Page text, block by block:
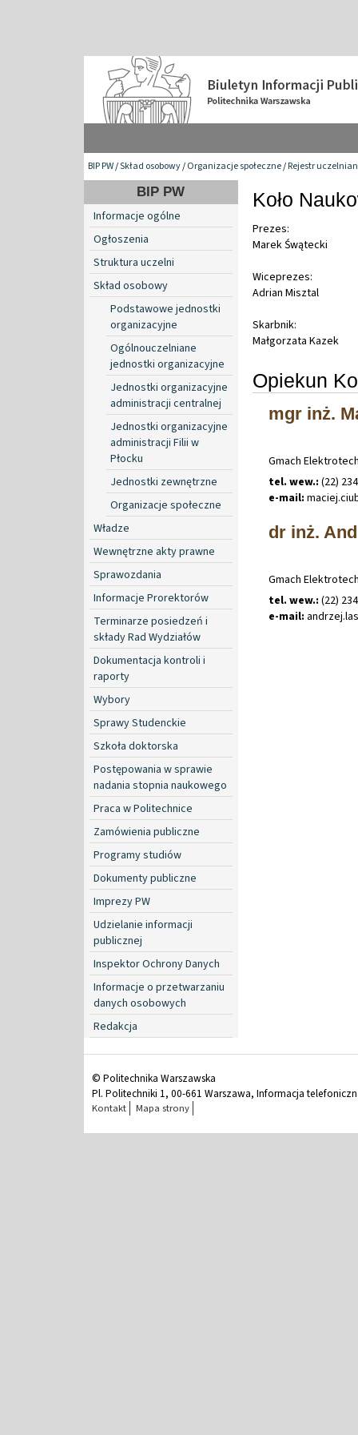
BIP PW/Skład osobowy/Organizacje społeczne/Rejestr
BIP PW
Informacje ogólne
Ogłoszenia
Struktura uczelni
Skład osobowy
Podstawowe jednostki
organizacyjne
Ogólnouczelniane
jednostki organizacyjne
Jednostki organizacyjne
administracji centralnej
Jednostki organizacyjne
administracji Filii w
Płocku
Jednostki zewnętrzne
Organizacje społeczne
Władze
Wewnętrzne akty prawne
Sprawozdania
Informacje Prorektorów
Terminarze posiedzeń i
składy Rad Wydziałów
Dokumentacja kontroli i
raporty
Wybory
Sprawy Studenckie
Szkoła doktorska
Postępowania w sprawie
nadania stopnia naukowego
Praca w Politechnice
Zamówienia publiczne
Programy studiów
Dokumenty publiczne
Imprezy PW
Udzielanie informacji
publicznej
Inspektor Ochrony Danych
Informacje o przetwarzaniu
danych osobowych
Redakcja
Koło
Prezes:
Marek Śwątecki
Wiceprezes:
Adrian Misztal
Skarbnik:
Małgorzata Kazek
Opiekun
mgr inż.
Gmach
tel. wew.: (22)
e-mail: maciej.
dr inż.
Gmach
tel. wew.: (22)
e-mail: andrzej.
© Politechnika Warszawska
Pl. Politechniki 1, 00-661 Warszawa, Informacja
Kontakt Mapa strony